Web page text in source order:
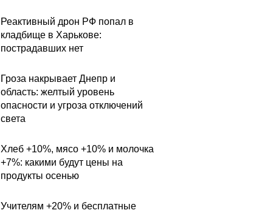
Реактивный дрон РФ попал в
кладбище в Харькове:
пострадавших нет
Гроза накрывает Днепр и
область: желтый уровень
опасности и угроза отключений
света
Хлеб +10%, мясо +10% и молочка
+7%: какими будут цены на
продукты осенью
Учителям +20% и бесплатные